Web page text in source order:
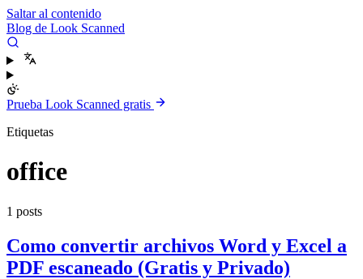
Saltar al contenido
Blog de Look Scanned
Prueba Look Scanned gratis
Etiquetas
office
1 posts
Como convertir archivos Word y Excel a
PDF escaneado (Gratis y Privado)